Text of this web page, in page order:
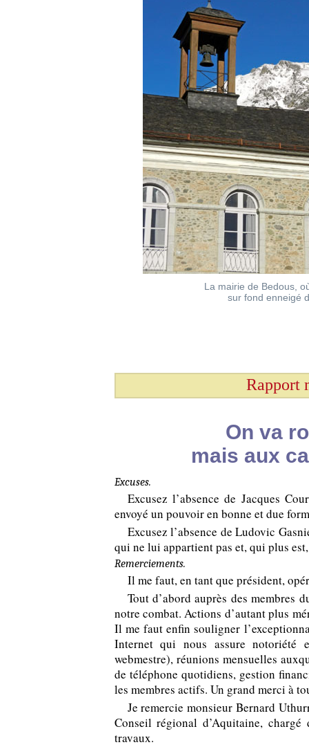
La mairie de Bedous,
sur fond enneigé
Rapport
On va
mais aux
Excuses.
Excusez l’absence de Jacques
envoyé un pouvoir en bonne et due
Excusez l’absence de Ludovic
qui ne lui appartient pas et, qui plus
Remerciements.
Il me faut, en tant que président,
Tout d’abord auprès des membres
notre combat. Actions d’autant plus
Il me faut enfin souligner
Internet qui nous assure notoriété
webmestre), réunions mensuelles
de téléphone quotidiens, gestion
les membres actifs. Un grand merci à
Je remercie monsieur Bernard
Conseil régional d’Aquitaine,
travaux.